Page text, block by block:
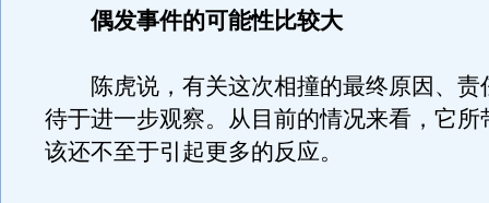
偶发事件的可能性比较大
陈虎说，有关这次相撞的最终原因、责
待于进一步观察。从目前的情况来看，它所
该还不至于引起更多的反应。